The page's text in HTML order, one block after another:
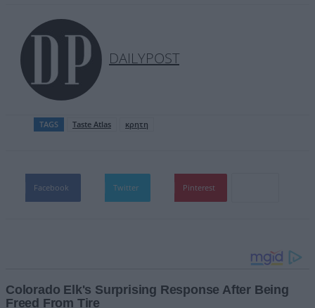
DAILYPOST
TAGS Taste Atlas κρητη
Facebook Twitter Pinterest